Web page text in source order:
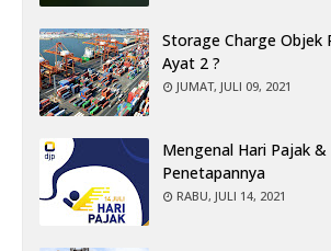
Storage Charge Objek
Ayat 2 ?
JUMAT, JULI 09, 2021
Mengenal Hari Pajak
Penetapannya
RABU, JULI 14, 2021